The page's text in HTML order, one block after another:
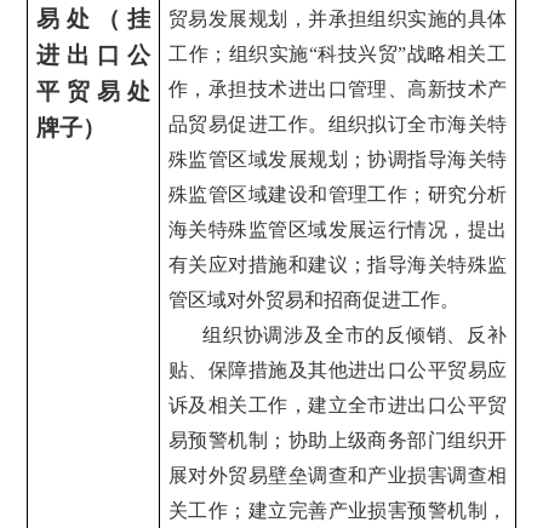
易处（挂
进出口公
平贸易处
牌子）
贸易发展规划，并承担组织实施的具体
工作；组织实施“科技兴贸”战略相关工
作，承担技术进出口管理、高新技术产
品贸易促进工作。组织拟订全市海关特
殊监管区域发展规划；协调指导海关特
殊监管区域建设和管理工作；研究分析
海关特殊监管区域发展运行情况，提出
有关应对措施和建议；指导海关特殊监
管区域对外贸易和招商促进工作。
组织协调涉及全市的反倾销、反补
贴、保障措施及其他进出口公平贸易应
诉及相关工作，建立全市进出口公平贸
易预警机制；协助上级商务部门组织开
展对外贸易壁垒调查和产业损害调查相
关工作；建立完善产业损害预警机制，